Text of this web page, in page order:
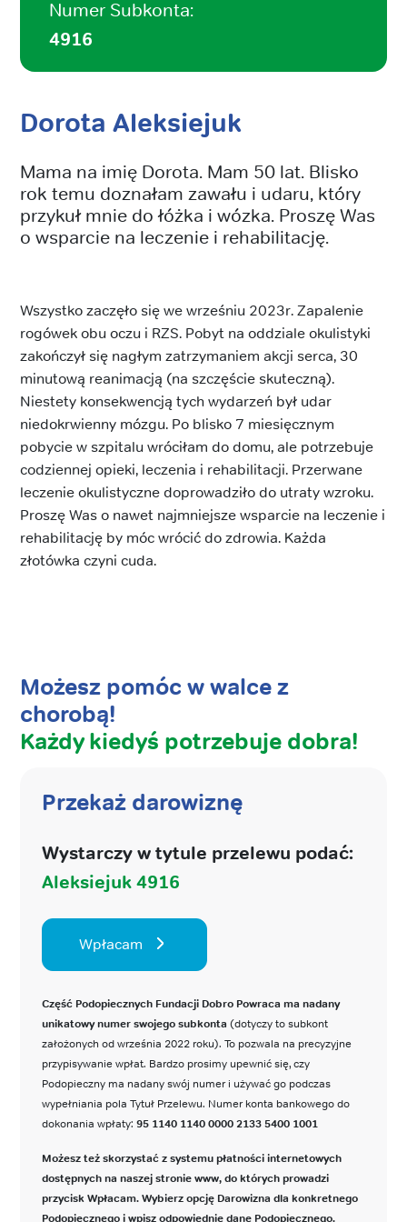
Numer Subkonta:
4916
Dorota Aleksiejuk
Mama na imię Dorota. Mam 50 lat. Blisko
rok temu doznałam zawału i udaru, który
przykuł mnie do łóżka i wózka. Proszę Was
o wsparcie na leczenie i rehabilitację.
Wszystko zaczęło się we wrześniu 2023r. Zapalenie
rogówek obu oczu i RZS. Pobyt na oddziale okulistyki
zakończył się nagłym zatrzymaniem akcji serca, 30
minutową reanimacją (na szczęście skuteczną).
Niestety konsekwencją tych wydarzeń był udar
niedokrwienny mózgu. Po blisko 7 miesięcznym
pobycie w szpitalu wróciłam do domu, ale potrzebuje
codziennej opieki, leczenia i rehabilitacji. Przerwane
leczenie okulistyczne doprowadziło do utraty wzroku.
Proszę Was o nawet najmniejsze wsparcie na leczenie i
rehabilitację by móc wrócić do zdrowia. Każda
złotówka czyni cuda.
Możesz pomóc w walce z
chorobą!
Każdy kiedyś potrzebuje dobra!
Przekaż darowiznę
Wystarczy w tytule przelewu podać:
Aleksiejuk 4916
Wpłacam
Część Podopiecznych Fundacji Dobro Powraca ma nadany
unikatowy numer swojego subkonta (dotyczy to subkont
założonych od września 2022 roku). To pozwala na precyzyjne
przypisywanie wpłat. Bardzo prosimy upewnić się, czy
Podopieczny ma nadany swój numer i używać go podczas
wypełniania pola Tytuł Przelewu. Numer konta bankowego do
dokonania wpłaty: 95 1140 1140 0000 2133 5400 1001
Możesz też skorzystać z systemu płatności internetowych
dostępnych na naszej stronie www, do których prowadzi
przycisk Wpłacam. Wybierz opcję Darowizna dla konkretnego
Podopiecznego i wpisz odpowiednie dane Podopiecznego.